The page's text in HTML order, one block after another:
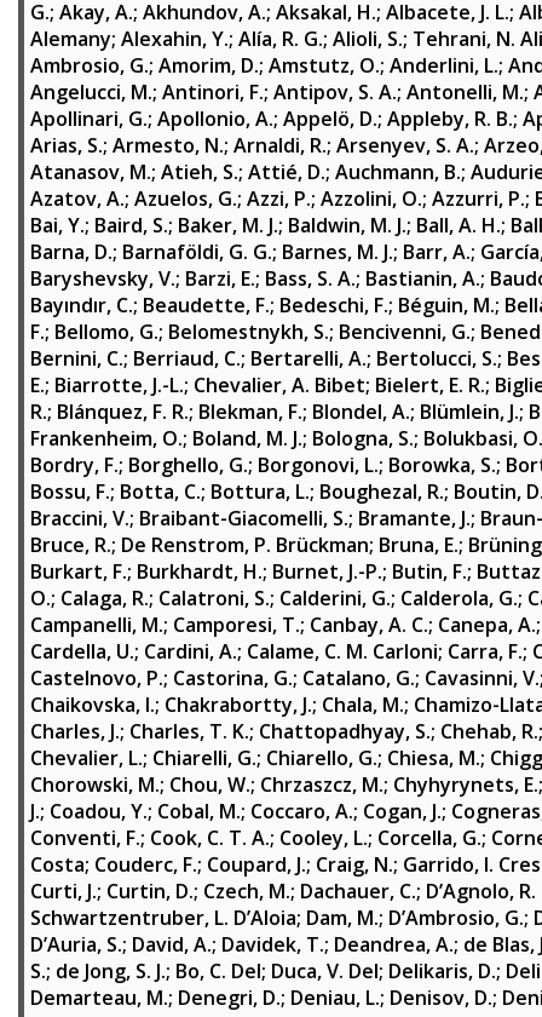
G.; Akay, A.; Akhundov, A.; Aksakal, H.; Albacete, J. L.;
Alemany; Alexahin, Y.; Alía, R. G.; Alioli, S.; Tehrani, N.
Ambrosio, G.; Amorim, D.; Amstutz, O.; Anderlini, L.;
Angelucci, M.; Antinori, F.; Antipov, S. A.; Antonelli, M.;
Apollinari, G.; Apollonio, A.; Appelö, D.; Appleby, R. B.;
Arias, S.; Armesto, N.; Arnaldi, R.; Arsenyev, S. A.;
Atanasov, M.; Atieh, S.; Attié, D.; Auchmann, B.;
Azatov, A.; Azuelos, G.; Azzi, P.; Azzolini, O.; Azzurri, P.;
Bai, Y.; Baird, S.; Baker, M. J.; Baldwin, M. J.; Ball, A. H.;
Barna, D.; Barnaföldi, G. G.; Barnes, M. J.; Barr, A.;
Baryshevsky, V.; Barzi, E.; Bass, S. A.; Bastianin, A.;
Bayındır, C.; Beaudette, F.; Bedeschi, F.; Béguin, M.;
F.; Bellomo, G.; Belomestnykh, S.; Bencivenni, G.;
Bernini, C.; Berriaud, C.; Bertarelli, A.; Bertolucci, S.;
E.; Biarrotte, J.-L.; Chevalier, A. Bibet; Bielert, E. R.;
R.; Blánquez, F. R.; Blekman, F.; Blondel, A.; Blümlein, J.;
Frankenheim, O.; Boland, M. J.; Bologna, S.; Bolukbasi, O.
Bordry, F.; Borghello, G.; Borgonovi, L.; Borowka, S.;
Bossu, F.; Botta, C.; Bottura, L.; Boughezal, R.; Boutin,
Braccini, V.; Braibant-Giacomelli, S.; Bramante, J.;
Bruce, R.; De Renstrom, P. Brückman; Bruna, E.;
Burkart, F.; Burkhardt, H.; Burnet, J.-P.; Butin, F.;
O.; Calaga, R.; Calatroni, S.; Calderini, G.; Calderola, G.;
Campanelli, M.; Camporesi, T.; Canbay, A. C.; Canepa, A.
Cardella, U.; Cardini, A.; Calame, C. M. Carloni; Carra, F.;
Castelnovo, P.; Castorina, G.; Catalano, G.; Cavasinni, V.
Chaikovska, I.; Chakrabortty, J.; Chala, M.; Chamizo-
Charles, J.; Charles, T. K.; Chattopadhyay, S.; Chehab, R.
Chevalier, L.; Chiarelli, G.; Chiarello, G.; Chiesa, M.;
Chorowski, M.; Chou, W.; Chrzaszcz, M.; Chyhyrynets, E.
J.; Coadou, Y.; Cobal, M.; Coccaro, A.; Cogan, J.;
Conventi, F.; Cook, C. T. A.; Cooley, L.; Corcella, G.;
Costa; Couderc, F.; Coupard, J.; Craig, N.; Garrido, I.
Curti, J.; Curtin, D.; Czech, M.; Dachauer, C.; D’Agnolo, R.
Schwartzentruber, L. D’Aloia; Dam, M.; D’Ambrosio, G.;
D’Auria, S.; David, A.; Davidek, T.; Deandrea, A.; de Blas,
S.; de Jong, S. J.; Bo, C. Del; Duca, V. Del; Delikaris, D.;
Demarteau, M.; Denegri, D.; Deniau, L.; Denisov, D.;